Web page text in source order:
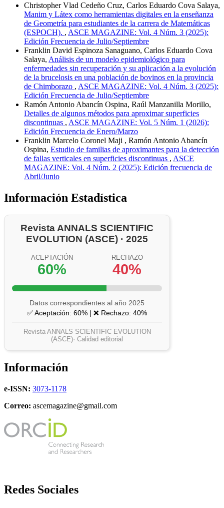
Christopher Vlad Cedeño Cruz, Carlos Eduardo Cova Salaya,
Manim y Látex como herramientas digitales en la enseñanza
de Geometría para estudiantes de la carrera de Matemáticas
(ESPOCH). , ASCE MAGAZINE: Vol. 4 Núm. 3 (2025):
Edición Frecuencia de Julio/Septiembre
Franklin David Espinoza Sanaguano, Carlos Eduardo Cova
Salaya, Análisis de un modelo epidemiológico para
enfermedades sin recuperación y su aplicación a la evolución
de la brucelosis en una población de bovinos en la provincia
de Chimborazo , ASCE MAGAZINE: Vol. 4 Núm. 3 (2025):
Edición Frecuencia de Julio/Septiembre
Ramón Antonio Abancín Ospina, Raúl Manzanilla Morillo,
Detalles de algunos métodos para aproximar superficies
discontinuas , ASCE MAGAZINE: Vol. 5 Núm. 1 (2026):
Edición Frecuencia de Enero/Marzo
Franklin Marcelo Coronel Maji , Ramón Antonio Abancín
Ospina, Estudio de familias de aproximantes para la detección
de fallas verticales en superficies discontinuas , ASCE
MAGAZINE: Vol. 4 Núm. 2 (2025): Edición frecuencia de
Abril/Junio
Información Estadística
Revista ANNALS SCIENTIFIC
EVOLUTION (ASCE) · 2025
ACEPTACIÓN
60%
RECHAZO
40%
Datos correspondientes al año 2025
✅ Aceptación: 60% | ❌ Rechazo: 40%
Revista ANNALS SCIENTIFIC EVOLUTION
(ASCE)· Calidad editorial
Información
e-ISSN: 3073-1178
Correo: ascemagazine@gmail.com
Redes Sociales